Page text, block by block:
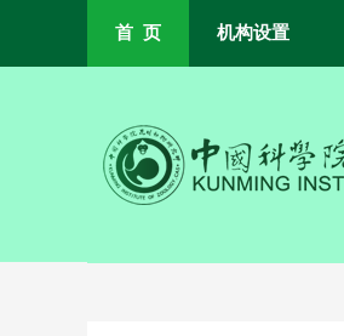
首 页 机构设置